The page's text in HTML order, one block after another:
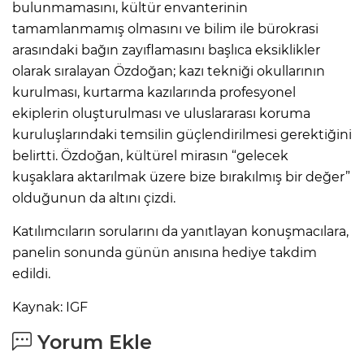
bulunmamasını, kültür envanterinin
tamamlanmamış olmasını ve bilim ile bürokrasi
arasındaki bağın zayıflamasını başlıca eksiklikler
olarak sıralayan Özdoğan; kazı tekniği okullarının
kurulması, kurtarma kazılarında profesyonel
ekiplerin oluşturulması ve uluslararası koruma
kuruluşlarındaki temsilin güçlendirilmesi gerektiğini
belirtti. Özdoğan, kültürel mirasın “gelecek
kuşaklara aktarılmak üzere bize bırakılmış bir değer”
olduğunun da altını çizdi.
Katılımcıların sorularını da yanıtlayan konuşmacılara,
panelin sonunda günün anısına hediye takdim
edildi.
Kaynak: IGF
Yorum Ekle